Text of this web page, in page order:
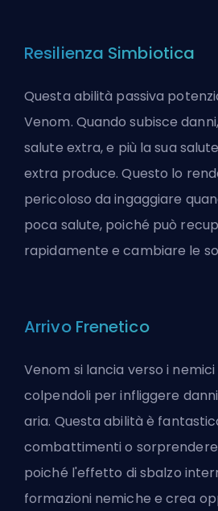
Resilienza Simbiotica
Questa abilità passiva
Venom. Quando subisce
salute extra, e più la sua
extra produce. Questo lo
pericoloso da ingaggiare
poca salute, poiché può
rapidamente e cambiare le
Arrivo Frenetico
Venom si lancia verso i
colpendoli per infliggere
aria. Questa abilità è
combattimenti o sorprendere
poiché l'effetto di sbalzo
formazioni nemiche e crea